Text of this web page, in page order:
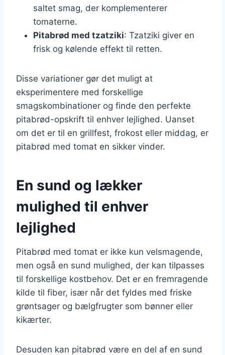
saltet smag, der komplementerer
tomaterne.
Pitabrød med tzatziki: Tzatziki giver en
frisk og kølende effekt til retten.
Disse variationer gør det muligt at
eksperimentere med forskellige
smagskombinationer og finde den perfekte
pitabrød-opskrift til enhver lejlighed. Uanset
om det er til en grillfest, frokost eller middag, er
pitabrød med tomat en sikker vinder.
En sund og lækker
mulighed til enhver
lejlighed
Pitabrød med tomat er ikke kun velsmagende,
men også en sund mulighed, der kan tilpasses
til forskellige kostbehov. Det er en fremragende
kilde til fiber, især når det fyldes med friske
grøntsager og bælgfrugter som bønner eller
kikærter.
Desuden kan pitabrød være en del af en sund